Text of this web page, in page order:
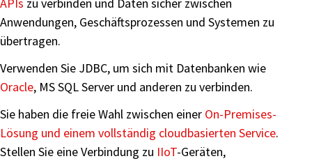
Anwendungen, Geschäftsprozessen und Systemen zu
übertragen.
Verwenden Sie JDBC, um sich mit Datenbanken wie
Oracle, MS SQL Server und anderen zu verbinden.
Sie haben die freie Wahl zwischen einer On-Premises-
Lösung und einem vollständig cloudbasierten Service.
Stellen Sie eine Verbindung zu IIoT-Geräten,